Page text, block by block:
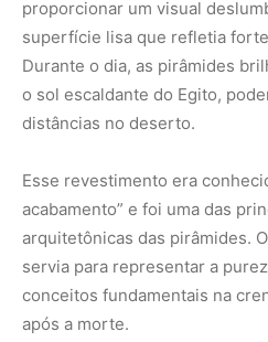
proporcionar um visual
superfície lisa que refletia
Durante o dia, as pirâmides
o sol escaldante do Egito,
distâncias no deserto.
Esse revestimento era
acabamento” e foi uma das
arquitetônicas das pirâmides.
servia para representar a
conceitos fundamentais na
após a morte.